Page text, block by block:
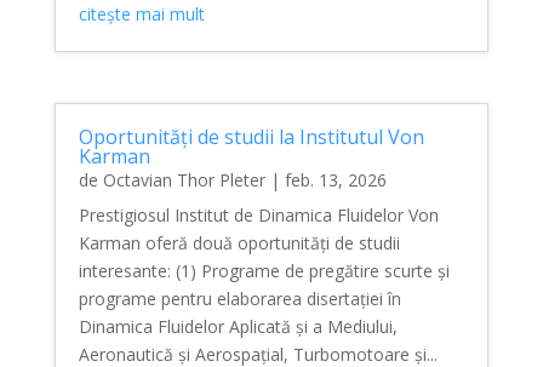
citește mai mult
Oportunități de studii la Institutul Von
Karman
de Octavian Thor Pleter| feb. 13, 2026
Prestigiosul Institut de Dinamica Fluidelor Von
Karman oferă două oportunități de studii
interesante: (1) Programe de pregătire scurte și
programe pentru elaborarea disertației în
Dinamica Fluidelor Aplicată și a Mediului,
Aeronautică și Aerospațial, Turbomotoare și...